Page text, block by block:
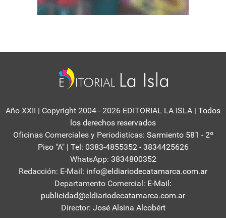
Año XXII | Copyright 2004 - 2026 EDITORIAL LA ISLA | Todos
los derechos reservados
Oficinas Comerciales y Periodisticas: Sarmiento 581 - 2º
Piso "A" | Tel: 0383-4855352 - 3834425626
WhatsApp: 3834800352
Redacción: E-Mail: info@eldiariodecatamarca.com.ar
Departamento Comercial: E-Mail:
publicidad@eldiariodecatamarca.com.ar
Director: José Alsina Alcobért